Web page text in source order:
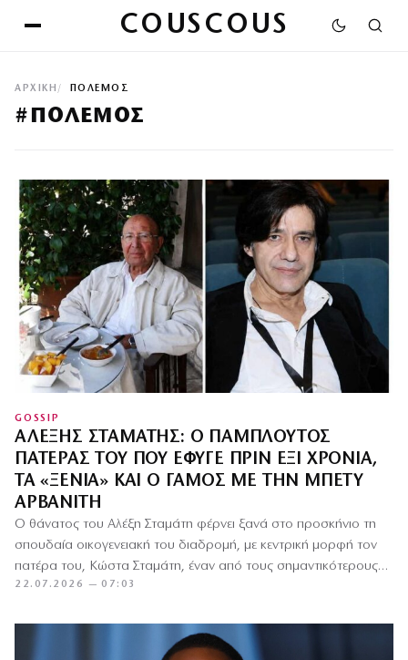
COUSCOUS
ΑΡΧΙΚΉ ΠΟΛΕΜΟΣ
#ΠΟΛΕΜΟΣ
GOSSIP
ΑΛΈΞΗΣ ΣΤΑΜΆΤΗΣ: Ο ΠΆΜΠΛΟΥΤΟΣ
ΠΑΤΈΡΑΣ ΤΟΥ ΠΟΥ ΈΦΥΓΕ ΠΡΙΝ ΈΞΙ ΧΡΌΝΙΑ,
ΤΑ «ΞΕΝΊΑ» ΚΑΙ Ο ΓΆΜΟΣ ΜΕ ΤΗΝ ΜΠΈΤΥ
ΑΡΒΑΝΊΤΗ
Ο θάνατος του Αλέξη Σταμάτη φέρνει ξανά στο προσκήνιο τη
σπουδαία οικογενειακή του διαδρομή, με κεντρική μορφή τον
πατέρα του, Κώστα Σταμάτη, έναν από τους σημαντικότερους…
22.07.2026 — 07:03